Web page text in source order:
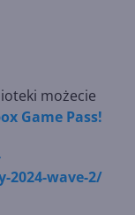
możecie
Game Pass!
2024-wave-2/